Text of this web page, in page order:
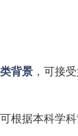
背景，可接
根据本科学科